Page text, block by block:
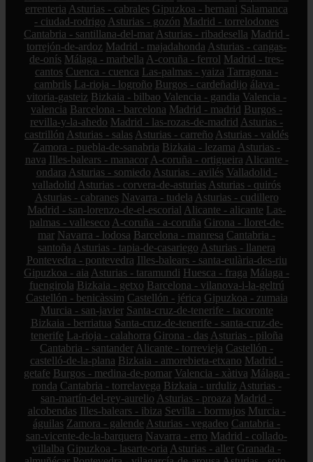
errenteria Asturias - cabrales Gipuzkoa - hernani Salamanca
- ciudad-rodrigo Asturias - gozón Madrid - torrelodones
Cantabria - santillana-del-mar Asturias - ribadesella Madrid -
torrejón-de-ardoz Madrid - majadahonda Asturias - cangas-
de-onís Málaga - marbella A-coruña - ferrol Madrid - tres-
cantos Cuenca - cuenca Las-palmas - yaiza Tarragona -
cambrils La-rioja - logroño Burgos - cardeñadijo álava -
vitoria-gasteiz Bizkaia - bilbao Valencia - gandia Valencia -
valencia Barcelona - barcelona Madrid - madrid Burgos -
revilla-y-la-ahedo Madrid - las-rozas-de-madrid Asturias -
castrillón Asturias - salas Asturias - carreño Asturias - valdés
Zamora - puebla-de-sanabria Bizkaia - lezama Asturias -
nava Illes-balears - manacor A-coruña - ortigueira Alicante -
ondara Asturias - somiedo Asturias - avilés Valladolid -
valladolid Asturias - corvera-de-asturias Asturias - quirós
Asturias - cabranes Navarra - tudela Asturias - cudillero
Madrid - san-lorenzo-de-el-escorial Alicante - alicante Las-
palmas - valleseco A-coruña - a-coruña Girona - lloret-de-
mar Navarra - lodosa Barcelona - manresa Cantabria -
santoña Asturias - tapia-de-casariego Asturias - llanera
Pontevedra - pontevedra Illes-balears - santa-eulària-des-riu
Gipuzkoa - aia Asturias - taramundi Huesca - fraga Málaga -
fuengirola Bizkaia - getxo Barcelona - vilanova-i-la-geltrú
Castellón - benicàssim Castellón - jérica Gipuzkoa - zumaia
Murcia - san-javier Santa-cruz-de-tenerife - tacoronte
Bizkaia - berriatua Santa-cruz-de-tenerife - santa-cruz-de-
tenerife La-rioja - calahorra Girona - das Asturias - piloña
Cantabria - santander Alicante - torrevieja Castellón -
castelló-de-la-plana Bizkaia - amorebieta-etxano Madrid -
getafe Burgos - medina-de-pomar Valencia - xàtiva Málaga -
ronda Cantabria - torrelavega Bizkaia - urduliz Asturias -
san-martín-del-rey-aurelio Asturias - proaza Madrid -
alcobendas Illes-balears - ibiza Sevilla - bormujos Murcia -
águilas Zamora - galende Asturias - vegadeo Cantabria -
san-vicente-de-la-barquera Navarra - erro Madrid - collado-
villalba Gipuzkoa - lasarte-oria Asturias - aller Granada -